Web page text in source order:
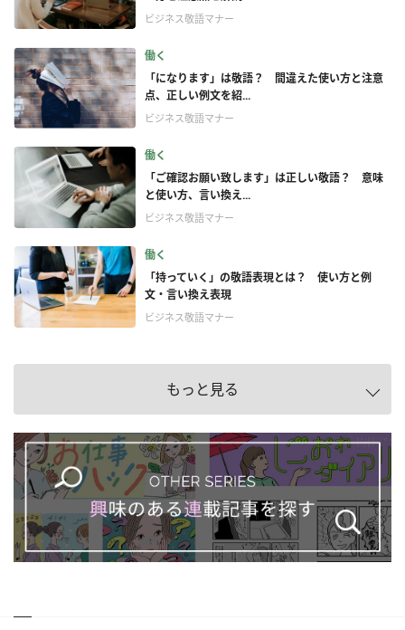
ビジネス敬語マナー
働く
「になります」は敬語？ 間違えた使い方と注意
点、正しい例文を紹...
ビジネス敬語マナー
働く
「ご確認お願い致します」は正しい敬語？ 意味
と使い方、言い換え...
ビジネス敬語マナー
働く
「持っていく」の敬語表現とは？ 使い方と例
文・言い換え表現
ビジネス敬語マナー
もっと見る